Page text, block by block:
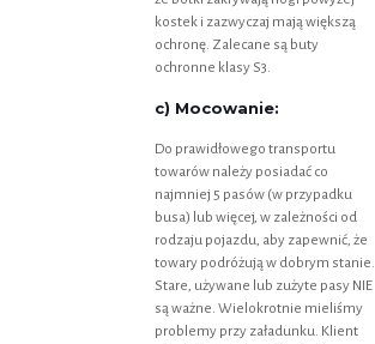
kostek i zazwyczaj mają większą
ochronę. Zalecane są buty
ochronne klasy S3.
c) Mocowanie:
Do prawidłowego transportu
towarów należy posiadać co
najmniej 5 pasów (w przypadku
busa) lub więcej, w zależności od
rodzaju pojazdu, aby zapewnić, że
towary podróżują w dobrym stanie.
Stare, używane lub zużyte pasy NIE
są ważne. Wielokrotnie mieliśmy
problemy przy załadunku. Klient